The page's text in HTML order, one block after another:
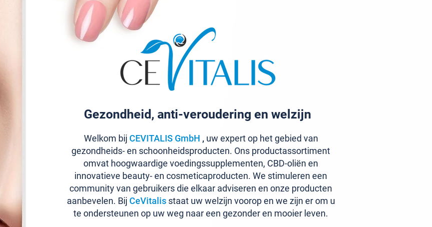
Gezondheid, anti-veroudering en welzijn
Welkom bij CEVITALIS GmbH ,uw expert op het gebied van
gezondheids- en schoonheidsproducten. Ons productassortiment
omvat hoogwaardige voedingssupplementen, CBD-oliën en
innovatieve beauty- en cosmeticaproducten. We stimuleren een
community van gebruikers die elkaar adviseren en onze producten
aanbevelen. Bij CeVitalisstaat uw welzijn voorop en we zijn er om u
te ondersteunen op uw weg naar een gezonder en mooier leven.